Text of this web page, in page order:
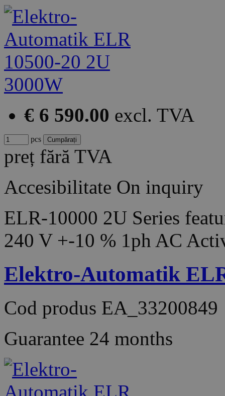
€ 6 590.00 excl. TVA
pcs
preț fără TVA
Accesibilitate On inquiry
ELR-10000 2U Series
240 V +-10 % 1ph AC
Elektro-Automatik
Cod produs EA_33200849
Guarantee 24 months